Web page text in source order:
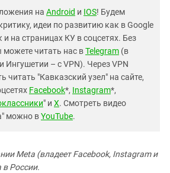
на Android и IOS! Будем
идеи по развитию как в Google
и на страницах КУ в соцсетях. Без
можете читать нас вTelegram (в
Ингушетии – с VPN). Через VPN
"Кавказский узел" на сайте,
Facebook*, Instagram*,
" и X. Смотреть видео
можно вYouTube.
Meta (владеет Facebook, Instagram и
в России.